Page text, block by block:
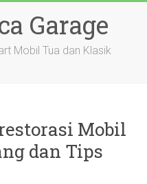
Garage
Mobil Tua dan Klasik
Mobil
dan Tips